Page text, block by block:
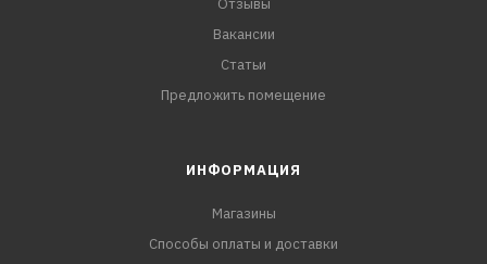
Отзывы
Вакансии
Статьи
Предложить помещение
ИНФОРМАЦИЯ
Магазины
Способы оплаты и доставки